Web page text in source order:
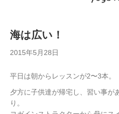
海は広い！
2015年5月28日
平日は朝からレッスンが2〜3本。
夕方に子供達が帰宅し、習い事が
り。